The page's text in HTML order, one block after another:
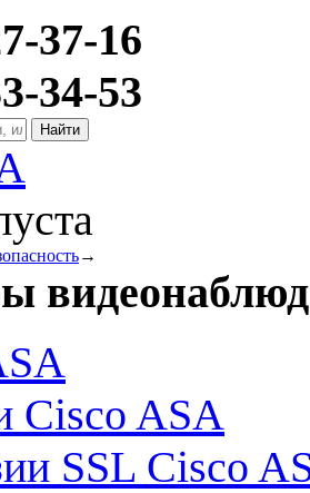
37-16
34-53
→
Cisco ASA
SSL Cisco